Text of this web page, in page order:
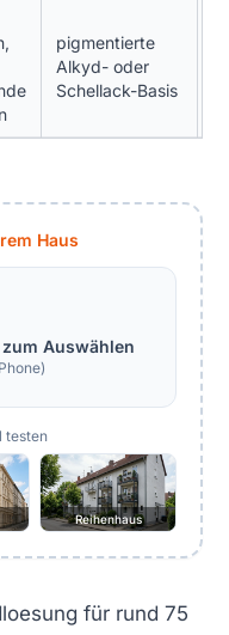
pigmentierte
Alkyd- oder
Schellack-Basis
Haus
Auswählen
testen
Reihenhaus
für rund 75